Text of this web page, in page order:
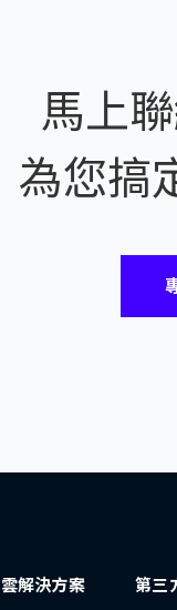
馬上
為您搞
雲解決方案 第三